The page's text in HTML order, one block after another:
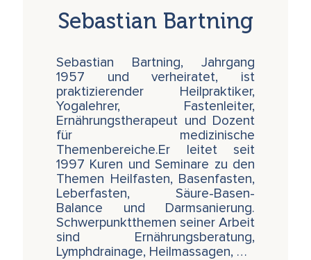
Sebastian Bartning
Sebastian Bartning, Jahrgang
1957 und verheiratet, ist
praktizierender Heilpraktiker,
Yogalehrer, Fastenleiter,
Ernährungstherapeut und Dozent
für medizinische
Themenbereiche.Er leitet seit
1997 Kuren und Seminare zu den
Themen Heilfasten, Basenfasten,
Leberfasten, Säure-Basen-
Balance und Darmsanierung.
Schwerpunktthemen seiner Arbeit
sind Ernährungsberatung,
Lymphdrainage, Heilmassagen, …